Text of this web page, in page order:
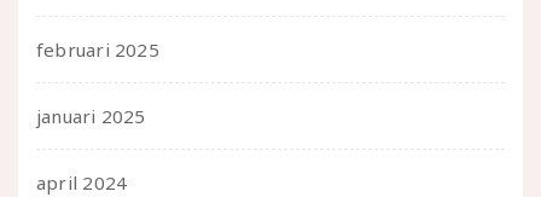
februari 2025
januari 2025
april 2024